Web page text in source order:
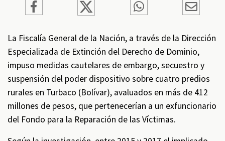
La Fiscalía General de la Nación, a través de la Dirección
Especializada de Extinción del Derecho de Dominio,
impuso medidas cautelares de embargo, secuestro y
suspensión del poder dispositivo sobre cuatro predios
rurales en Turbaco (Bolívar), avaluados en más de 412
millones de pesos, que pertenecerían a un exfuncionario
del Fondo para la Reparación de las Víctimas.